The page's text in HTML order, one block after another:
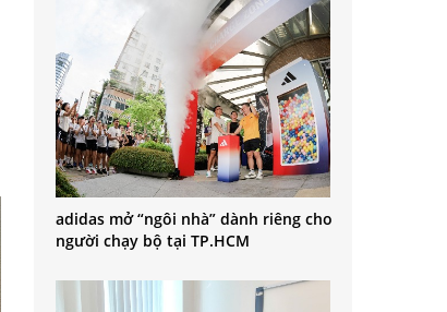
adidas mở “ngôi nhà” dành riêng cho
người chạy bộ tại TP.HCM